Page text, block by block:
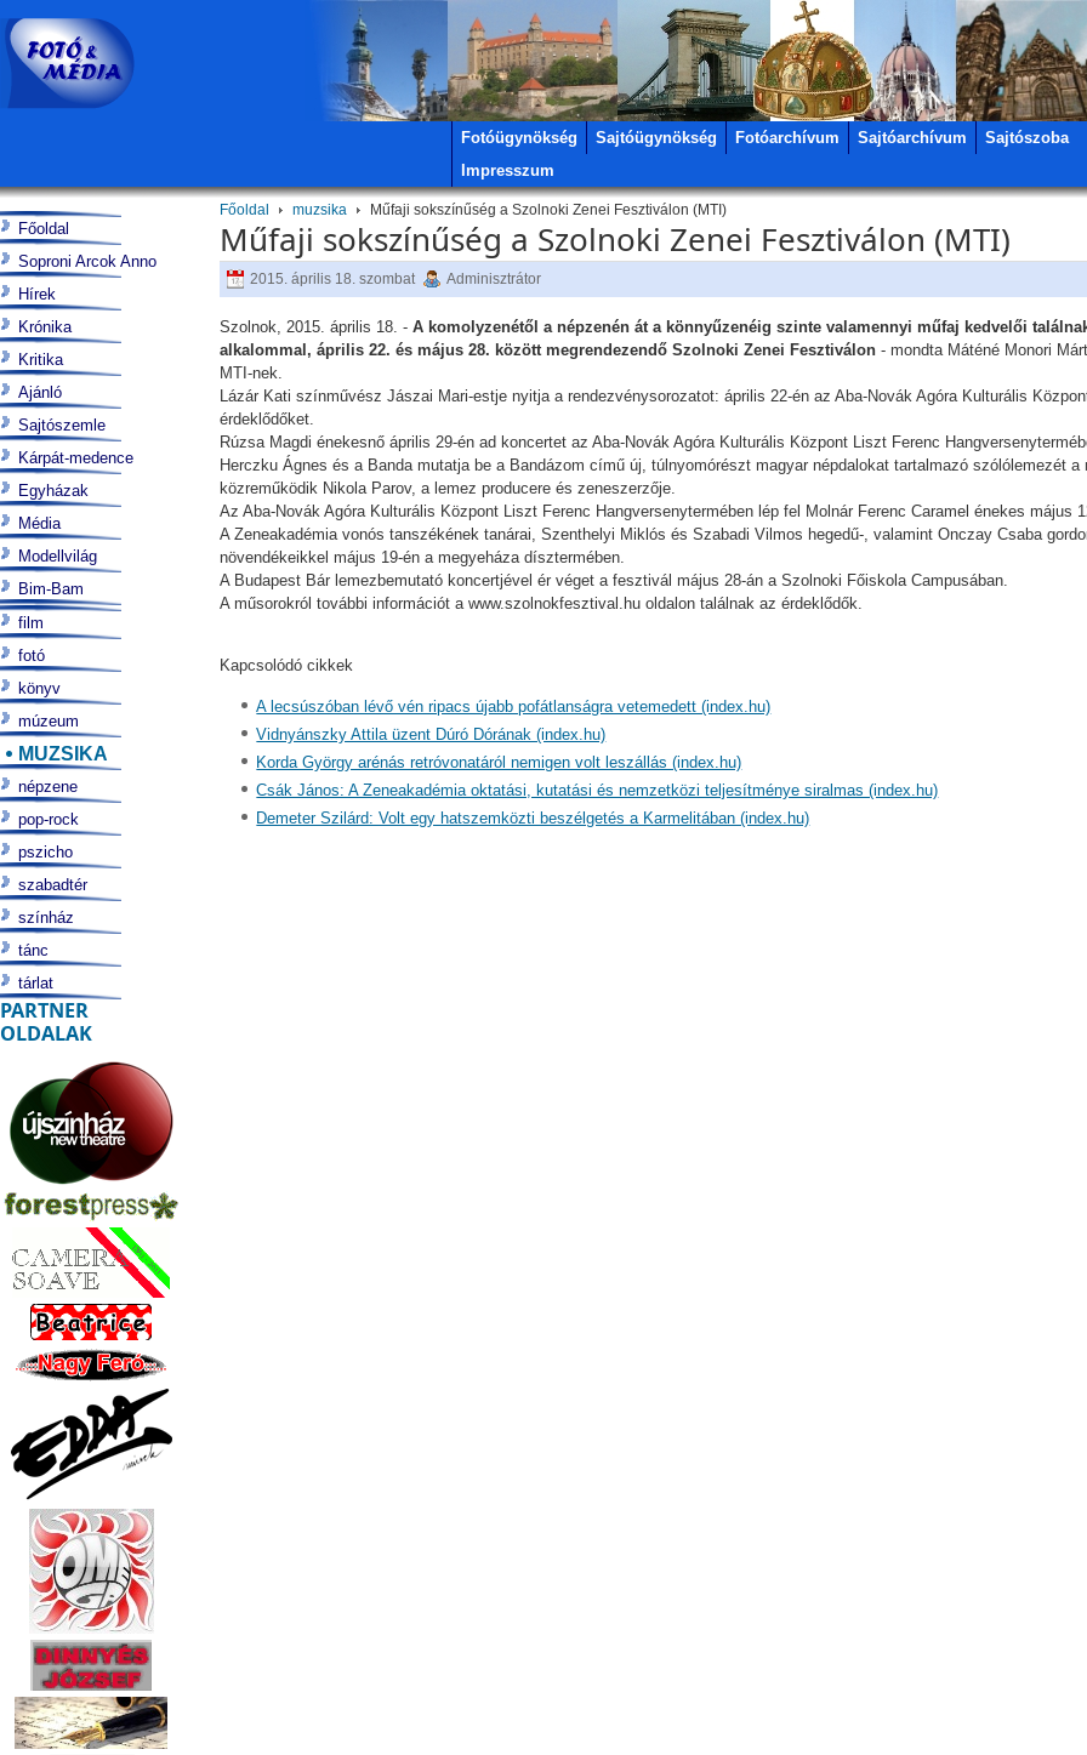
Fotóügynökség Sajtóügynökség Fotóarchívum Sajtóarchívum
Sajtószoba
Impresszum
Főoldal muzsika Műfaji sokszínűség a Szolnoki Zenei Fesztiválon (MTI)
Műfaji sokszínűség a Szolnoki Zenei Fesztiválon (MTI)
2015. április 18. szombat Adminisztrátor
Szolnok, 2015. április 18. -A komolyzenétől a népzenén át a könnyűzenéig szinte valamennyi műfaj kedvelői
alkalommal, április 22. és május 28. között megrendezendő Szolnoki Zenei Fesztiválon - mondta Máténé Monori
MTI-nek.
Lázár Kati színművész Jászai Mari-estje nyitja a rendezvénysorozatot: április 22-én az Aba-Novák Agóra Kulturális
érdeklődőket.
Rúzsa Magdi énekesnő április 29-én ad koncertet az Aba-Novák Agóra Kulturális Központ Liszt Ferenc
Herczku Ágnes és a Banda mutatja be a Bandázom című új, túlnyomórészt magyar népdalokat tartalmazó szólólemezét
közreműködik Nikola Parov, a lemez producere és zeneszerzője.
Az Aba-Novák Agóra Kulturális Központ Liszt Ferenc Hangversenytermében lép fel Molnár Ferenc Caramel énekes május
A Zeneakadémia vonós tanszékének tanárai, Szenthelyi Miklós és Szabadi Vilmos hegedű-, valamint Onczay Csaba
növendékeikkel május 19-én a megyeháza dísztermében.
A Budapest Bár lemezbemutató koncertjével ér véget a fesztivál május 28-án a Szolnoki Főiskola Campusában.
A műsorokról további információt a www.szolnokfesztival.hu oldalon találnak az érdeklődők.
Kapcsolódó cikkek
A lecsúszóban lévő vén ripacs újabb pofátlanságra vetemedett (index.hu)
Vidnyánszky Attila üzent Dúró Dórának (index.hu)
Korda György arénás retróvonatáról nemigen volt leszállás (index.hu)
Csák János: A Zeneakadémia oktatási, kutatási és nemzetközi teljesítménye siralmas (index.hu)
Demeter Szilárd: Volt egy hatszemközti beszélgetés a Karmelitában (index.hu)
Főoldal
Soproni Arcok Anno
Hírek
Krónika
Kritika
Ajánló
Sajtószemle
Kárpát-medence
Egyházak
Média
Modellvilág
Bim-Bam
film
fotó
könyv
múzeum
MUZSIKA
népzene
pop-rock
pszicho
szabadtér
színház
tánc
tárlat
PARTNER
OLDALAK